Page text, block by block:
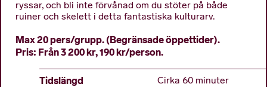
ryssar, och bli inte förvånad om du stöter på både
ruiner och skelett i detta fantastiska kulturarv.
Max 20 pers/grupp. (Begränsade öppettider).
Pris: Från 3 200 kr, 190 kr/person.
Tidslängd Cirka 60 minuter